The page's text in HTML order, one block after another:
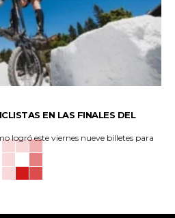
EN LAS FINALES DEL
logró este viernes nueve billetes para